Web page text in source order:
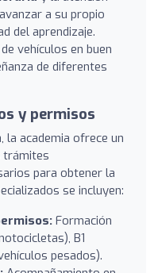
a su propio
del aprendizaje.
vehículos en buen
de diferentes
y permisos
la academia ofrece un
trámites
para obtener la
se incluyen:
Formación
B1
pesados).